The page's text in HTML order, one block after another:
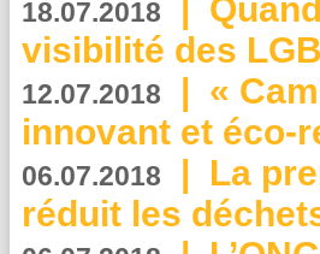
18.07.2018 |
visibilité des
12.07.2018 | «
innovant et éco-
06.07.2018 | La
réduit les